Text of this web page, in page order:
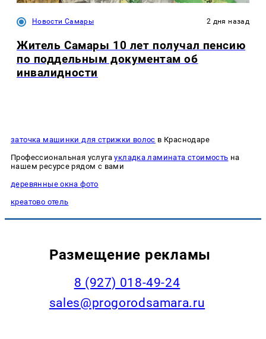
Новости Самары 2 дня назад
Житель Самары 10 лет получал пенсию
по поддельным документам об
инвалидности
заточка машинки для стрижки волос в Краснодаре
Профессиональная услугаукладка ламината стоимость на
нашем ресурсе рядом с вами
деревянные окна фото
креатово отель
Размещение рекламы
8 (927) 018-49-24
sales@progorodsamara.ru